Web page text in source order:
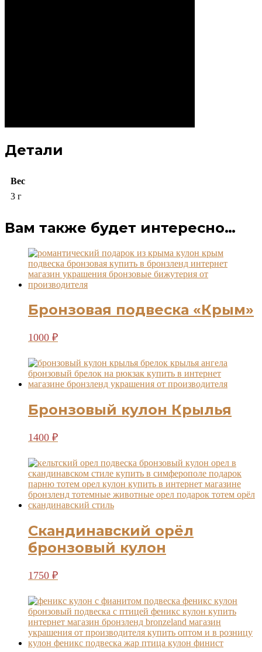
Детали
Вес
3 г
Вам также будет интересно…
Бронзовая подвеска «Крым»
1000 ₽
Бронзовый кулон Крылья
1400 ₽
Скандинавский орёл
бронзовый кулон
1750 ₽